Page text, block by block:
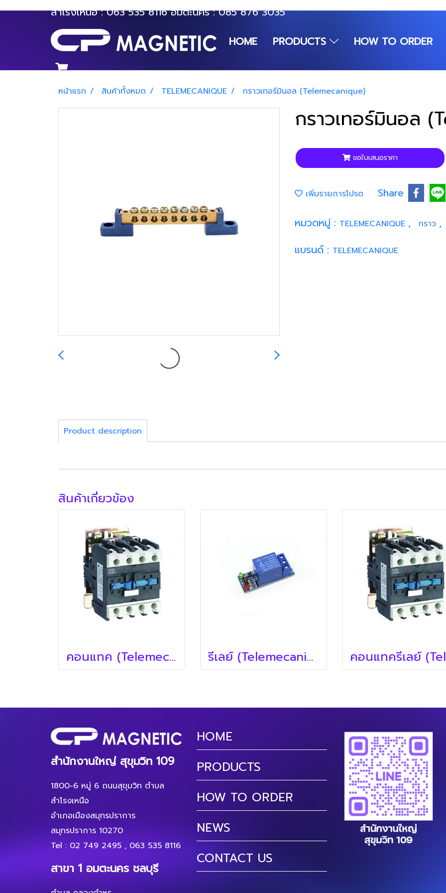
สำโรงเหนือ :063 535 8116อมตะนคร :085 876 3035
HOME
PRODUCTS HOW TO ORDER
หน้าแรก สินค้าทั้งหมด TELEMECANIQUE กราวเทอร์มินอล (Telemecanique)
กราวเทอร์มินอล
ขอใบเสนอราคา
เพิ่มรายการโปรด Share
หมวดหมู่ : TELEMECANIQUE , กราว ,
แบรนด์ : TELEMECANIQUE
Product description
สินค้าเกี่ยวข้อง
คอนแทค (Telemecanique) รีเลย์ (Telemecanique)
สำนักงานใหญ่ สุขุมวิท 109
1800-6 หมู่ 6 ถนนสุขุมวิท ตำบล
สำโรงเหนือ
อำเภอเมืองสมุทรปราการ
สมุทรปราการ 10270
Tel : 02 749 2495 , 063 535 8116
สาขา 1 อมตะนคร ชลบุรี
HOME
PRODUCTS
HOW TO ORDER
NEWS
CONTACT US